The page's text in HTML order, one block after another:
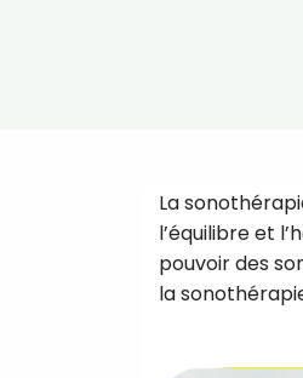
La
l’équilibre et
pouvoir des
la